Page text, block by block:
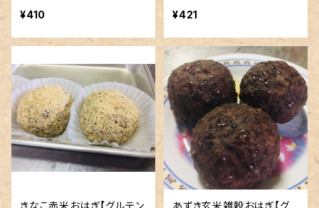
¥410
¥421
きなこ赤米おはぎ【グルテン
あずき玄米雑穀おはぎ【グ